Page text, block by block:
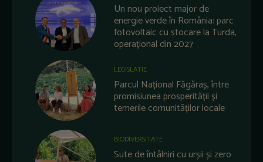
Un nou proiect major de
energie verde în România: parc
fotovoltaic cu stocare la Turda,
operațional din 2027
LEGISLATIE
Parcul Național Făgăraș, între
promisiunea prosperității și
temerile comunităților locale
BIODIVERSITATE
Sute de întâlniri cu urșii și zero